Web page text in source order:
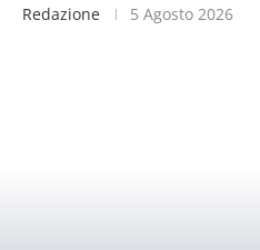
Redazione 5 Agosto 2026